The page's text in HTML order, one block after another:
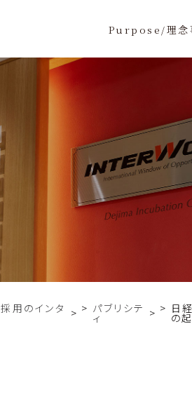
Purpose/理念
用のインタ > パブリシテ
ィ > 日
の